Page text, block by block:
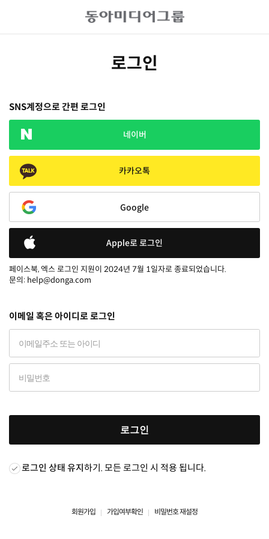
로그인
SNS계정으로 간편 로그인
네이버
카카오톡
Google
Apple로 로그인
페이스북, 엑스 로그인 지원이 2024년 7월 1일자로 종료되었습니다.
문의: help@donga.com
이메일 혹은 아이디로 로그인
로그인
로그인 상태 유지하기. 모든 로그인 시 적용 됩니다.
회원가입 가입여부확인 비밀번호 재설정